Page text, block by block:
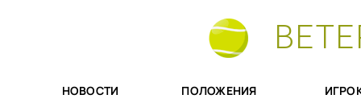
НОВОСТИ ПОЛОЖЕНИЯ